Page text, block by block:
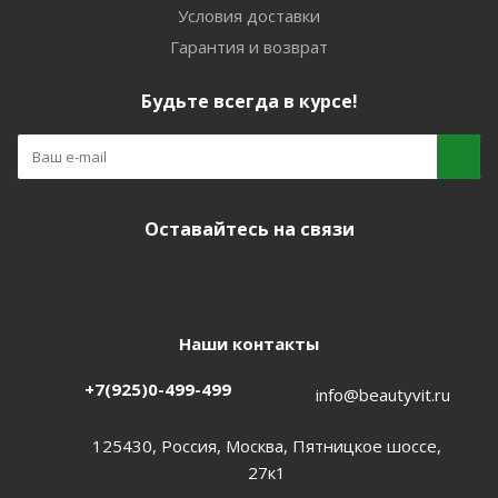
Условия доставки
Гарантия и возврат
Будьте всегда в курсе!
Оставайтесь на связи
Наши контакты
+7(925)0-499-499 info@beautyvit.ru
125430, Россия, Москва, Пятницкое шоссе,
27к1